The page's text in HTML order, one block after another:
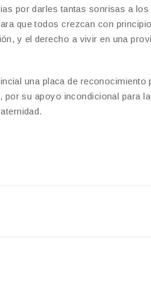
por darles tantas sonrisas a
que todos crezcan con
y el derecho a vivir en una
una placa de reconocimiento
su apoyo incondicional para